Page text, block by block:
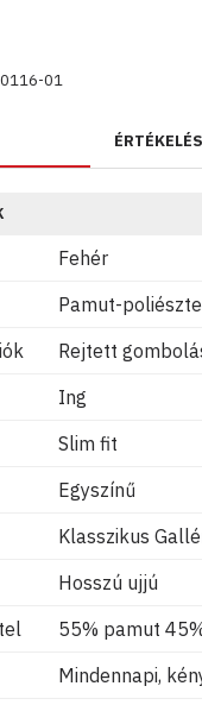
01
ÉRTÉKELÉS
Fehér
Pamut-
Rejtett
Ing
Slim fit
Egyszínű
Klasszikus
Hosszú ujjú
55% pamut
Mindennapi,